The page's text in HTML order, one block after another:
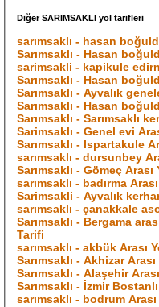
Diğer SARIMSAKLI yol tarifleri
sarımsaklı - hasan
Sarımsaklı - Hasan
sarimsakli - kapikule
Sarımsaklı - Hasan
Sarımsaklı - Ayvalık
Sarımsaklı - Hasan
Sarımsaklı - Sarımsaklı
Sarimsaklı - Genel evi
Sarımsaklı - Ispartakule
sarımsaklı - dursunbey
Sarımsaklı - Gömeç
sarımsaklı - badırma
Sarimsakli - Ayvalık
sarımsaklı - çanakkale
Sarımsaklı - Bergama
Tarifi
sarımsaklı - akbük Arası
Sarımsaklı - Akhizar
Sarımsaklı - Alaşehir
Sarımsaklı - İzmir
sarımsaklı - bodrum